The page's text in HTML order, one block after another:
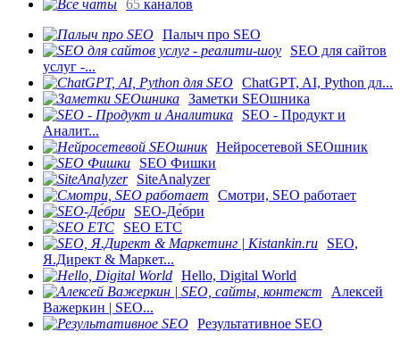
65 каналов
Палыч про SEO
SEO для сайтов
услуг -...
ChatGPT, AI, Python дл...
Заметки SEOшника
SEO - Продукт и
Аналит...
Нейросетевой SEOшник
SEO Фишки
SiteAnalyzer
Смотри, SEO работает
SEO-Де́бри
SEO ETC
SEO,
Я.Директ & Маркет...
Hello, Digital World
Алексей
Важеркин | SEO...
Результативное SEO